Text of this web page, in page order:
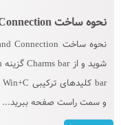
نحوه ساخت BroadBand Connection در ویندوز ۸
و سمت راست صفحه ببرید...